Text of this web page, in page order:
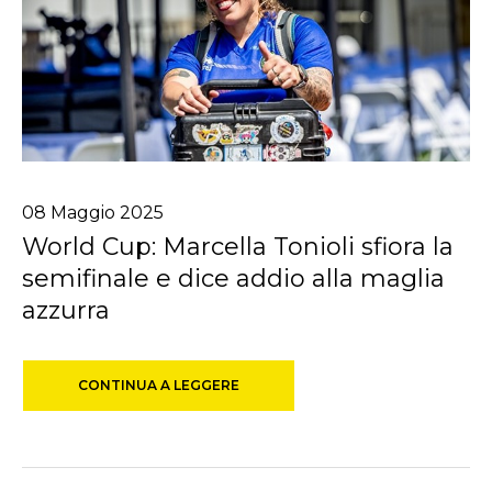
08 Maggio 2025
World Cup: Marcella Tonioli sfiora la
semifinale e dice addio alla maglia
azzurra
CONTINUA A LEGGERE